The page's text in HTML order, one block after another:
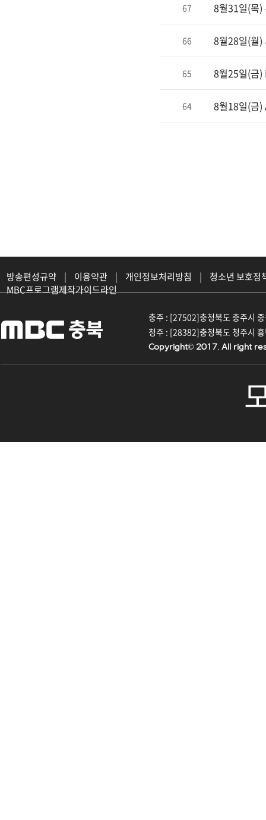
67 8월31일(목)
66 8월28일(월)
65 8월25일(금
64 8월18일(금
방송편성규약 | 이용약관 | 개인정보처리방침 |
청소년 보호정
MBC프로그램제작가이드라인
충주 : [27502]충청북도 충주시
청주 : [28382]충청북도 청주시
Copyright© 2017. All right